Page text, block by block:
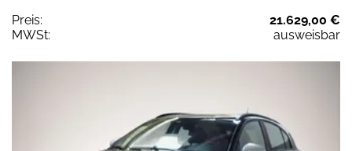
Preis:
21.629,00 €
MWSt:
ausweisbar